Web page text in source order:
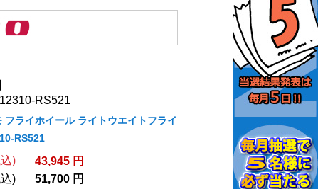
RS521
ライホイール ライトウエイトフライ
RS521
)
43,945 円
)
51,700 円